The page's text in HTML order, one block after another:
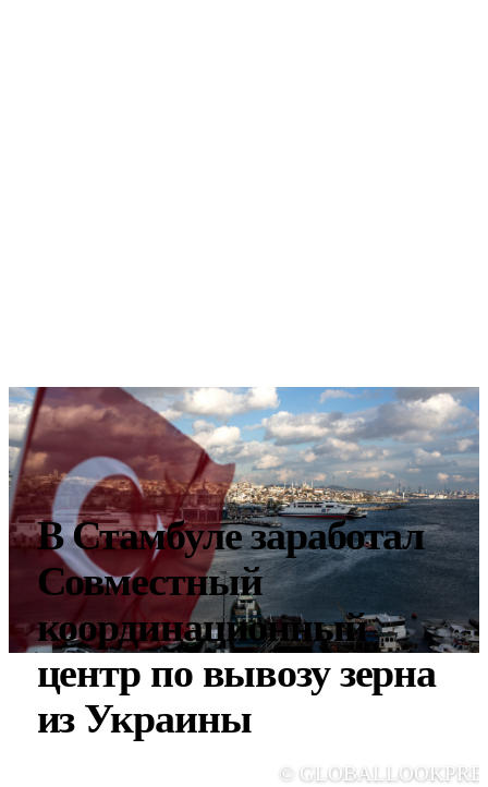
В Стамбуле заработал
Совместный
координационный
центр по вывозу зерна
из Украины
©